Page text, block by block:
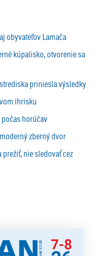
obyvateľov Lamača
kúpalisko, otvorenie sa
priniesla výsledky
ihrisku
horúčav
zberný dvor
prežiť, nie sledovať cez
som si všetko, čo som si
atmosféru